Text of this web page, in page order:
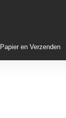
Papier en Verzenden